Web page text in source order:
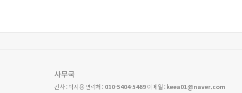
사무국
간사 : 박시용 연락처 : 010-5404-5469이메일 :keea01@naver.com